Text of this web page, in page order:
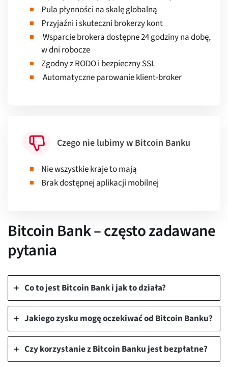
Pula płynności na skalę globalną
Przyjaźni i skuteczni brokerzy kont
Wsparcie brokera dostępne 24 godziny na dobę,
w dni robocze
Zgodny z RODO i bezpieczny SSL
Automatyczne parowanie klient-broker
Czego nie lubimy w Bitcoin Banku
Nie wszystkie kraje to mają
Brak dostępnej aplikacji mobilnej
Bitcoin Bank – często zadawane
pytania
Co to jest Bitcoin Bank i jak to działa?
Jakiego zysku mogę oczekiwać od Bitcoin Banku?
Czy korzystanie z Bitcoin Banku jest bezpłatne?